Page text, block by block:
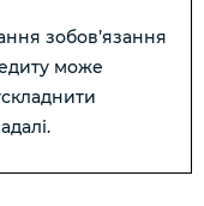
зобов’язання
може